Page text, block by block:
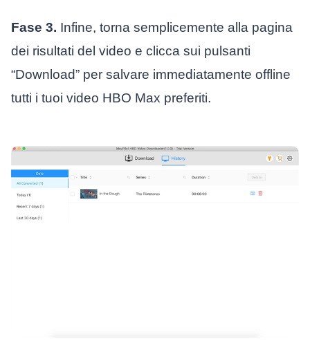
Fase 3. Infine, torna semplicemente alla pagina
dei risultati del video e clicca sui pulsanti
“Download” per salvare immediatamente offline
tutti i tuoi video HBO Max preferiti.